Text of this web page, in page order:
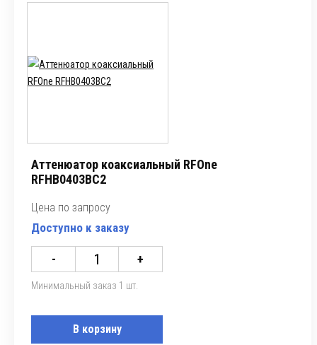
Аттенюатор коаксиальный RFOne
RFHB0403BC2
Цена по запросу
Доступно к заказу
- +
Минимальный заказ 1 шт.
В корзину